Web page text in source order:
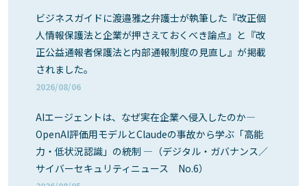
ビジネスガイドに渡邉雅之弁護士が執筆した『改正個
人情報保護法と企業が押さえておくべき論点』と『改
正公益通報者保護法と内部通報制度の見直し』が掲載
されました。
2026/08/06
AIエージェントは、なぜ実在企業へ侵入したのか―
OpenAI評価用モデルとClaudeの事故から学ぶ「高能
力・低状況認識」の統制 ―（デジタル・ガバナンス／
サイバーセキュリティニュース No.6）